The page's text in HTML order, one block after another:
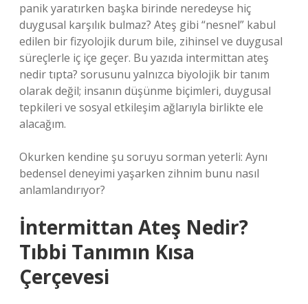
panik yaratırken başka birinde neredeyse hiç
duygusal karşılık bulmaz? Ateş gibi “nesnel” kabul
edilen bir fizyolojik durum bile, zihinsel ve duygusal
süreçlerle iç içe geçer. Bu yazıda intermittan ateş
nedir tıpta? sorusunu yalnızca biyolojik bir tanım
olarak değil; insanın düşünme biçimleri, duygusal
tepkileri ve sosyal etkileşim ağlarıyla birlikte ele
alacağım.
Okurken kendine şu soruyu sorman yeterli: Aynı
bedensel deneyimi yaşarken zihnim bunu nasıl
anlamlandırıyor?
İntermittan Ateş Nedir?
Tıbbi Tanımın Kısa
Çerçevesi